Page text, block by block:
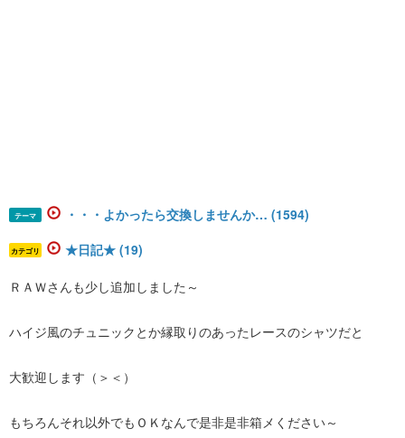
テーマ ・・・よかったら交換しませんか… (1594)
カテゴリ ★日記★ (19)
ＲＡＷさんも少し追加しました～
ハイジ風のチュニックとか縁取りのあったレースのシャツだと
大歓迎します（＞＜）
もちろんそれ以外でもＯＫなんで是非是非箱メください～